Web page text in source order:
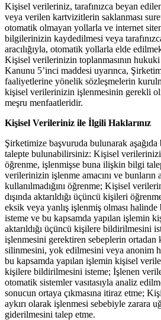
Kişisel verileriniz, tarafınızca beyan
veya verilen kartvizitlerin saklanması
otomatik olmayan yollarla ve internet
bilgilerinizin kaydedilmesi veya
aracılığıyla, otomatik yollarla elde
Kişisel verilerinizin toplanmasının
Kanunu 5’inci maddesi uyarınca,
faaliyetlerine yönelik sözleşmelerin
kişisel verilerinizin işlenmesinin gerekli
meşru menfaatleridir.
Kişisel Verileriniz ile İlgili Haklarınız
Şirketimize başvuruda bulunarak
talepte bulunabilirsiniz: Kişisel
öğrenme, işlenmişse buna ilişkin bilgi
verilerinizin işlenme amacını ve bunların
kullanılmadığını öğrenme; Kişisel
dışında aktarıldığı üçüncü kişileri
eksik veya yanlış işlenmiş olması
isteme ve bu kapsamda yapılan işlemin
aktarıldığı üçüncü kişilere bildirilmesini
işlenmesini gerektiren sebeplerin ortadan
silinmesini, yok edilmesini veya anonim
bu kapsamda yapılan işlemin kişisel
kişilere bildirilmesini isteme; İşlenen
otomatik sistemler vasıtasıyla analiz
sonucun ortaya çıkmasına itiraz etme;
aykırı olarak işlenmesi sebebiyle zarara
giderilmesini talep etme.